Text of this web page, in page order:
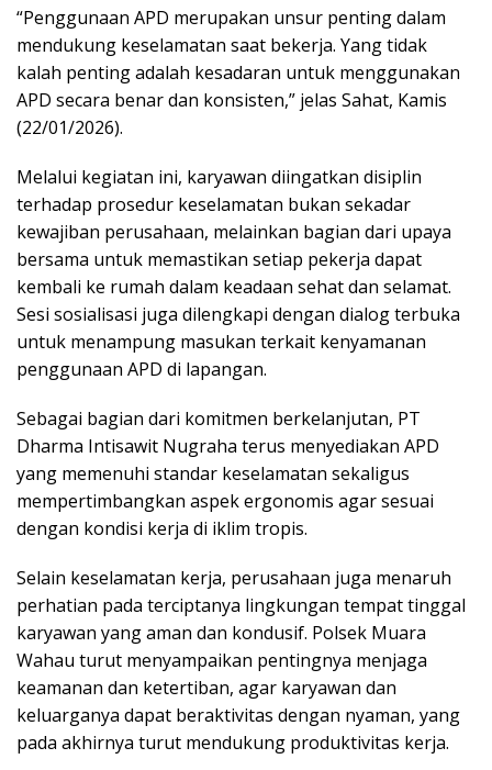
“Penggunaan APD merupakan unsur penting dalam
mendukung keselamatan saat bekerja. Yang tidak
kalah penting adalah kesadaran untuk menggunakan
APD secara benar dan konsisten,” jelas Sahat, Kamis
(22/01/2026).
Melalui kegiatan ini, karyawan diingatkan disiplin
terhadap prosedur keselamatan bukan sekadar
kewajiban perusahaan, melainkan bagian dari upaya
bersama untuk memastikan setiap pekerja dapat
kembali ke rumah dalam keadaan sehat dan selamat.
Sesi sosialisasi juga dilengkapi dengan dialog terbuka
untuk menampung masukan terkait kenyamanan
penggunaan APD di lapangan.
Sebagai bagian dari komitmen berkelanjutan, PT
Dharma Intisawit Nugraha terus menyediakan APD
yang memenuhi standar keselamatan sekaligus
mempertimbangkan aspek ergonomis agar sesuai
dengan kondisi kerja di iklim tropis.
Selain keselamatan kerja, perusahaan juga menaruh
perhatian pada terciptanya lingkungan tempat tinggal
karyawan yang aman dan kondusif. Polsek Muara
Wahau turut menyampaikan pentingnya menjaga
keamanan dan ketertiban, agar karyawan dan
keluarganya dapat beraktivitas dengan nyaman, yang
pada akhirnya turut mendukung produktivitas kerja.